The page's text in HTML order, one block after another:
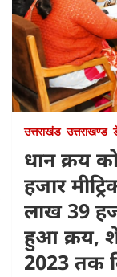
उत्तराखंड उत्तराखण्ड
धान क्रय
हजार
लाख 39
हुआ क्रय,
2023 तक